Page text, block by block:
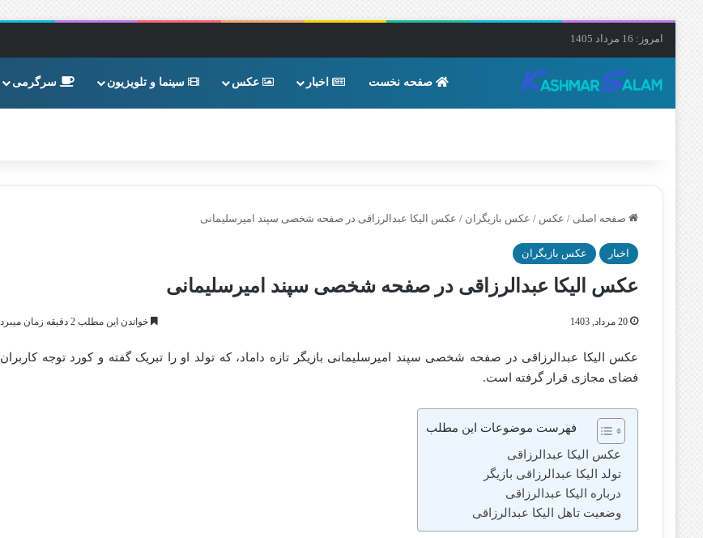
امروز: 16 مرداد 1405
صفحه نخست اخبار عکس سینما و تلویزیون سرگرمی
صفحه اصلی / عکس / عکس بازیگران / عکس الیکا عبدالرزاقی در صفحه شخصی سپند امیرسلیمانی
اخبار عکس بازیگران
عکس الیکا عبدالرزاقی در صفحه شخصی سپند امیرسلیمانی
20 مرداد, 1403 خواندن این مطلب 2 دقیقه زمان میبرد
عکس الیکا عبدالرزاقی در صفحه شخصی سپند امیرسلیمانی بازیگر تازه داماد، که تولد او را تبریک گفته و کورد توجه کاربران
فضای مجازی قرار گرفته است.
فهرست موضوعات این مطلب
عکس الیکا عبدالرزاقی
‌‌تولد الیکا عبدالرزاقی بازیگر
درباره الیکا عبدالرزاقی
وضعیت تاهل الیکا عبدالرزاقی